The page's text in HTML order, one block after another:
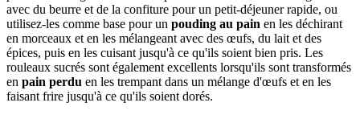
avec du beurre et de la confiture pour un petit-déjeuner rapide, ou
utilisez-les comme base pour un pouding au pain en les déchirant
en morceaux et en les mélangeant avec des œufs, du lait et des
épices, puis en les cuisant jusqu'à ce qu'ils soient bien pris. Les
rouleaux sucrés sont également excellents lorsqu'ils sont transformés
en pain perdu en les trempant dans un mélange d'œufs et en les
faisant frire jusqu'à ce qu'ils soient dorés.